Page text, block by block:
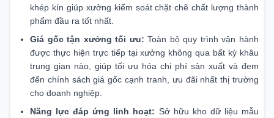
khép kín giúp xưởng kiểm soát chặt chẽ chất lượng thành
phẩm đầu ra tốt nhất.
Giá gốc tận xưởng tối ưu: Toàn bộ quy trình vận hành
được thực hiện trực tiếp tại xưởng không qua bất kỳ khâu
trung gian nào, giúp tối ưu hóa chi phí sản xuất và đem
đến chính sách giá gốc cạnh tranh, ưu đãi nhất thị trường
cho doanh nghiệp.
Năng lực đáp ứng linh hoạt: Sở hữu kho dữ liệu mẫu